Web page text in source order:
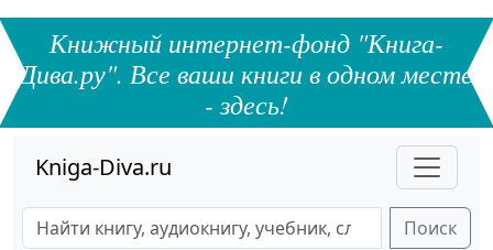
Книжный интернет-фонд "Книга-
Дива.ру". Все ваши книги в одном месте
- здесь!
Kniga-Diva.ru
Поиск